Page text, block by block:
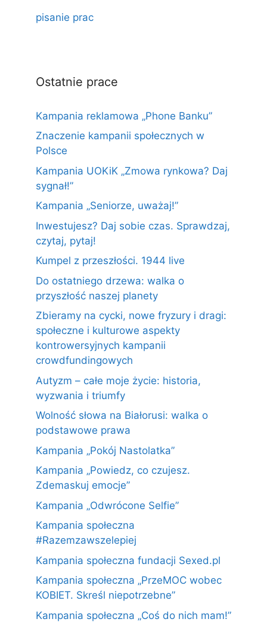
pisanie prac
Ostatnie prace
Kampania reklamowa „Phone Banku”
Znaczenie kampanii społecznych w
Polsce
Kampania UOKiK „Zmowa rynkowa? Daj
sygnał!”
Kampania „Seniorze, uważaj!”
Inwestujesz? Daj sobie czas. Sprawdzaj,
czytaj, pytaj!
Kumpel z przeszłości. 1944 live
Do ostatniego drzewa: walka o
przyszłość naszej planety
Zbieramy na cycki, nowe fryzury i dragi:
społeczne i kulturowe aspekty
kontrowersyjnych kampanii
crowdfundingowych
Autyzm – całe moje życie: historia,
wyzwania i triumfy
Wolność słowa na Białorusi: walka o
podstawowe prawa
Kampania „Pokój Nastolatka”
Kampania „Powiedz, co czujesz.
Zdemaskuj emocje”
Kampania „Odwrócone Selfie”
Kampania społeczna
#Razemzawszelepiej
Kampania społeczna fundacji Sexed.pl
Kampania społeczna „PrzeMOC wobec
KOBIET. Skreśl niepotrzebne”
Kampania społeczna „Coś do nich mam!”